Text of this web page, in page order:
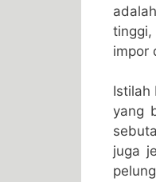
impor
Istilah
yang
juga